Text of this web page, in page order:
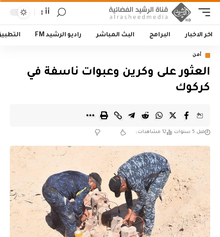
أأ
اخر الاخبار البرامج البث المباشر راديو الرشيد FM
أمن
العثور على وكرين وعبوات ناسفة في
كركوك
قبل 5 سنوات 12 مشاهدات